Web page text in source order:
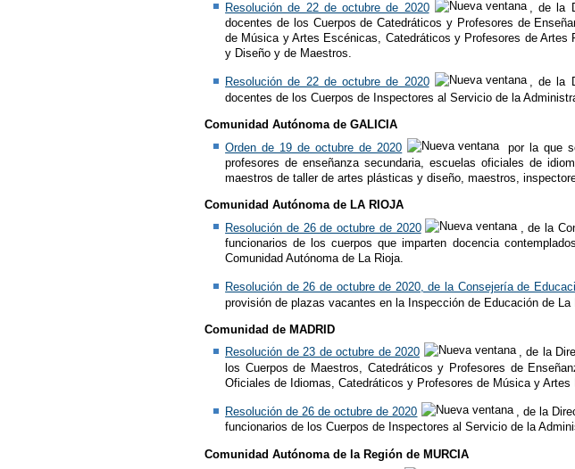
Resolución de 22 de octubre de 2020
, de la
docentes de los Cuerpos de Catedráticos y Profesores de
de Música y Artes Escénicas, Catedráticos y Profesores de
y Diseño y de Maestros.
Resolución de 22 de octubre de 2020
, de la
docentes de los Cuerpos de Inspectores al Servicio de la
Comunidad Autónoma de GALICIA
Orden de 19 de octubre de 2020
por la que
profesores de enseñanza secundaria, escuelas oficiales de
maestros de taller de artes plásticas y diseño, maestros,
Comunidad Autónoma de LA RIOJA
Resolución de 26 de octubre de 2020
, de la
funcionarios de los cuerpos que imparten docencia
Comunidad Autónoma de La Rioja.
Resolución de 26 de octubre de 2020, de la Consejería de
provisión de plazas vacantes en la Inspección de Educación de La
Comunidad de MADRID
Resolución de 23 de octubre de 2020
, de la
los Cuerpos de Maestros, Catedráticos y Profesores de
Oficiales de Idiomas, Catedráticos y Profesores de Música y
Resolución de 26 de octubre de 2020
, de la
funcionarios de los Cuerpos de Inspectores al Servicio de la
Comunidad Autónoma de la Región de MURCIA